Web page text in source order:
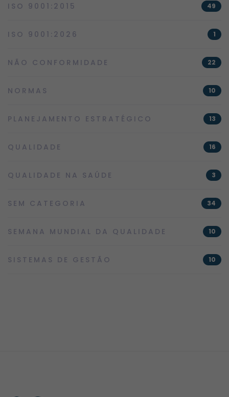
ISO 9001:2015 49
ISO 9001:2026 1
NÃO CONFORMIDADE 22
NORMAS 10
PLANEJAMENTO ESTRATÉGICO 13
QUALIDADE 16
QUALIDADE NA SAÚDE 3
SEM CATEGORIA 34
SEMANA MUNDIAL DA QUALIDADE 10
SISTEMAS DE GESTÃO 10